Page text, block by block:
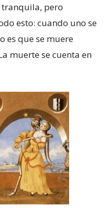
tranquila, pero
esto: cuando uno se
es que se muere
muerte se cuenta en